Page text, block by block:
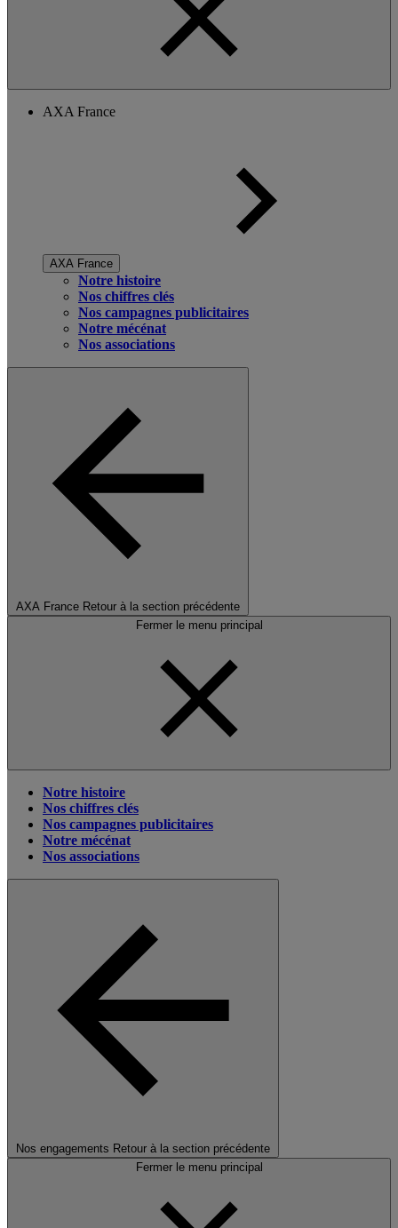
AXA France
AXA France
Notre histoire
Nos chiffres clés
Nos campagnes publicitaires
Notre mécénat
Nos associations
AXA France Retour à la section précédente
Fermer le menu principal
Notre histoire
Nos chiffres clés
Nos campagnes publicitaires
Notre mécénat
Nos associations
Nos engagements Retour à la section précédente
Fermer le menu principal